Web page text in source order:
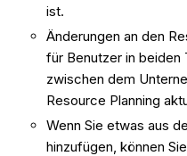
ist.
Änderungen an den
für Benutzer in
zwischen dem
Resource Planning
Wenn Sie etwas aus
hinzufügen, können